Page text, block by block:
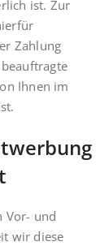
ist. Zur
Zahlung
Ihnen im
Vor- und
wir diese